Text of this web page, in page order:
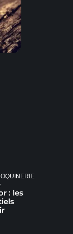
: les